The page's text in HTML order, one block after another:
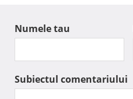
Numele tau
Subiectul comentariului